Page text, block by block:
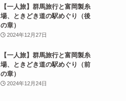
【一人旅】群馬旅行と富岡製糸
場、ときどき道の駅めぐり（後
の章）
2024年12月27日
【一人旅】群馬旅行と富岡製糸
場、ときどき道の駅めぐり（前
の章）
2024年12月24日